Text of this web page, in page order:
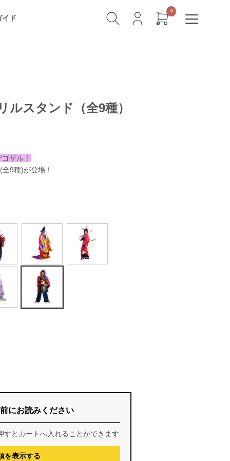
イド
ルスタンド（全9種）
ゴザル！
9種)が登場！
にお読みください
すとカートへ入れることができます
を表示する